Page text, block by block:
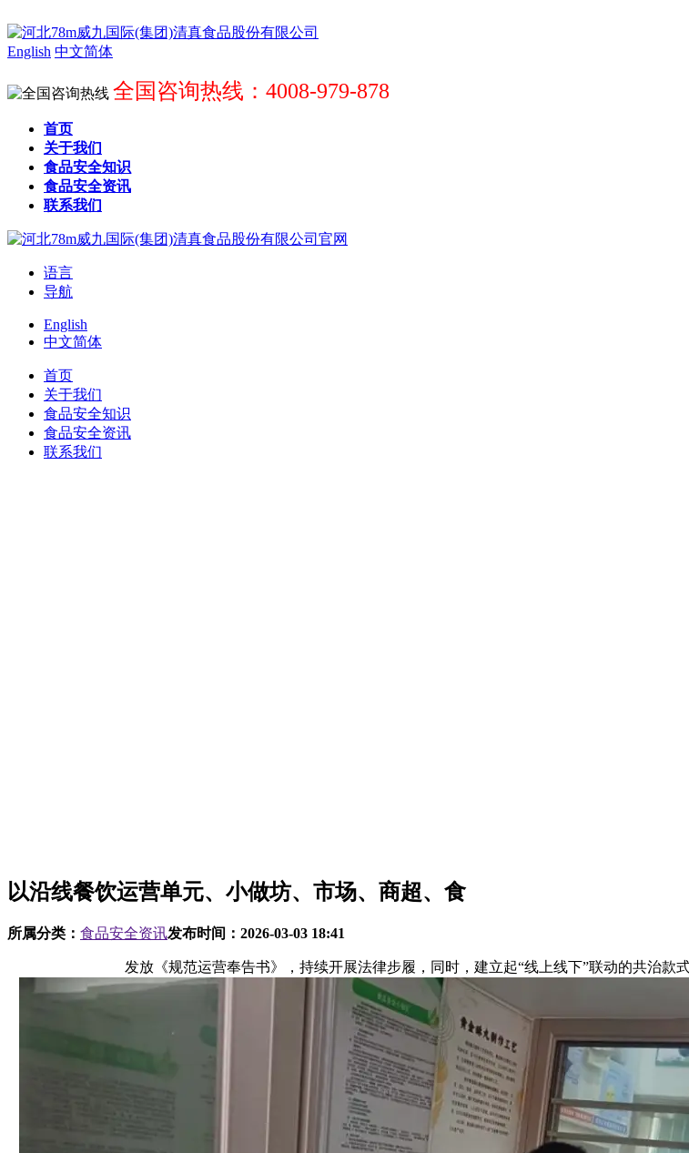
English 中文简体
全国咨询热线：4008-979-878
首页
关于我们
食品安全知识
食品安全资讯
联系我们
语言
导航
English
中文简体
首页
关于我们
食品安全知识
食品安全资讯
联系我们
以沿线餐饮运营单元、小做坊、市场、商超、食
所属分类： 食品安全资讯发布时间： 2026-03-03 18:41
发放《规范运营奉告书》，持续开展法律步履，同时，建立起“线上线下”联动的共治款